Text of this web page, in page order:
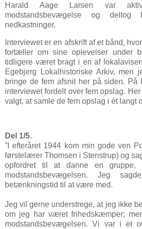
Harald Aage Larsen var
modstandsbevægelse og deltog
nedkastninger.
Interviewet er en afskrift af et bånd,
fortæller om sine oplevelser under
tidligere været bragt i en af
Egebjerg Lokalhistoriske Arkiv, men
bringe de fem afsnit her på siden. På
interviewet fordelt over fem opslag.
valgt, at samle de fem opslag i ét langt
Del 1/5.
”I efteråret 1944 kom min gode ven
førstelærer Thomsen i Stenstrup) og
opfordret til at danne en
modstandsbevægelsen. Jeg
betænkningstid til at være med.
Jeg vil gerne understrege, at jeg ikke
om jeg har været frihedskæmper;
modstandsbevægelsen. Vi var i et